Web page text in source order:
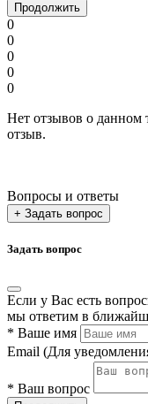
Продолжить
0
0
0
0
0
Нет отзывов о данном
отзыв.
Вопросы и ответы
+ Задать вопрос
Задать вопрос
Если у Вас есть
мы ответим в
* Ваше имя
Email (Для
* Ваш вопрос